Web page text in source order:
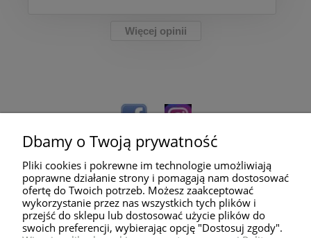
Więcej opinii
Pomoc
Dbamy o Twoją prywatność
Pliki cookies i pokrewne im technologie umożliwiają
poprawne działanie strony i pomagają nam dostosować
ofertę do Twoich potrzeb. Możesz zaakceptować
wykorzystanie przez nas wszystkich tych plików i
przejść do sklepu lub dostosować użycie plików do
swoich preferencji, wybierając opcję "Dostosuj zgody".